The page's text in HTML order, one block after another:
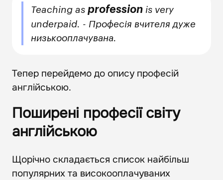
Teaching asprofession is very
underpaid. - Професія вчителя дуже
низькооплачувана.
Тепер перейдемо до опису професій
англійською.
Поширені професії світу
англійською
Щорічно складається список найбільш
популярних та високооплачуваних